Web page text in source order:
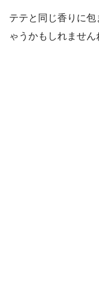
テテと同じ香りに
ゃうかもしれません